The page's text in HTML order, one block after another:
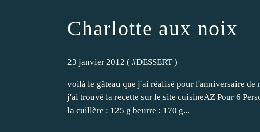
Charlotte aux noix
23 janvier 2012 ( #DESSERT)
voilà le gâteau que j'ai réalisé pour l'anniversaire de
j'ai trouvé la recette sur le site cuisineAZ Pour 6
la cuillère : 125 g beurre : 170 g...